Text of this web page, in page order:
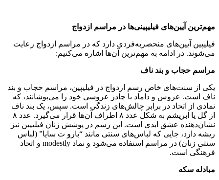
مهم‌ترین آیین‌های فیلیپینی‌ها در مراسم ازدواج
فیلیپین آیین‌های منحصربه‌فردی دارد که در مراسم ازدواج رعایت
می‌شوند. در ادامه به مهم‌ترین آن‌ها اشاره می‌کنیم:
مراسم حجاب و بند ناف
یکی از سنت‌های خاص رسم ازدواج در فیلیپین، مراسم حجاب و بند
ناف است. عروس و داماد با چادر عروسی خود را می‌پوشانند، که
نمادی از اتحاد در برابر چالش‌های زندگی است. سپس، یک بند ناف
از گل یا ابریشم به شکل عدد ۸ اطراف آن‌ها قرار می‌گیرد. عدد ۸
نشان‌دهنده عشق ابدی است. این رسم در پوشش زنان فیلیپین نیز
ریشه دارد، جایی که لباس‌های سنتی مانند “بارو ت سایا” (لباس
سنتی زنان) در مراسم استفاده می‌شود و نماد modestly و اتحاد
فرهنگی است.
مبادله سکه